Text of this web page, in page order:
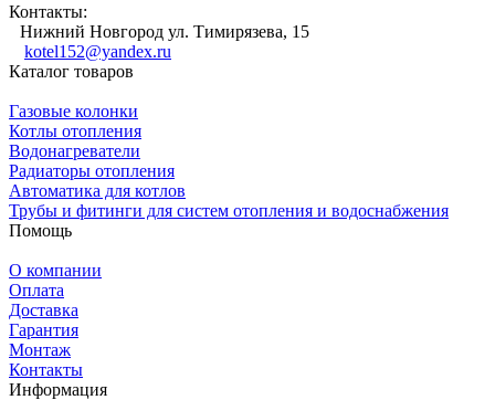
Контакты:
Нижний Новгород ул. Тимирязева, 15
kotel152@yandex.ru
Каталог товаров
Газовые колонки
Котлы отопления
Водонагреватели
Радиаторы отопления
Автоматика для котлов
Трубы и фитинги для систем отопления и водоснабжения
Помощь
О компании
Оплата
Доставка
Гарантия
Монтаж
Контакты
Информация